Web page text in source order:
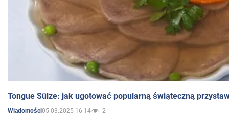
Tongue Sülze: jak ugotować popularną świąteczną
Wiadomości05.03.2025 16:14 2